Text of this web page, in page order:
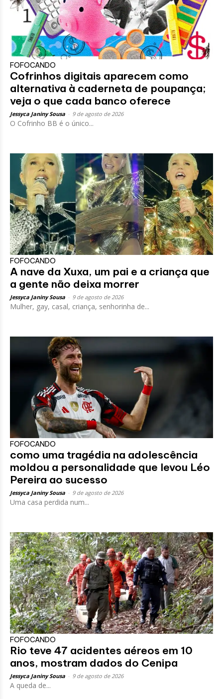
FOFOCANDO
Cofrinhos digitais aparecem como
alternativa à caderneta de poupança;
veja o que cada banco oferece
Jessyca Janiny Sousa 9 de agosto de 2026
O Cofrinho BB é o único...
FOFOCANDO
A nave da Xuxa, um pai e a criança que
a gente não deixa morrer
Jessyca Janiny Sousa 9 de agosto de 2026
Mulher, gay, casal, criança, senhorinha de...
FOFOCANDO
como uma tragédia na adolescência
moldou a personalidade que levou Léo
Pereira ao sucesso
Jessyca Janiny Sousa 9 de agosto de 2026
Uma casa perdida num...
FOFOCANDO
Rio teve 47 acidentes aéreos em 10
anos, mostram dados do Cenipa
Jessyca Janiny Sousa 9 de agosto de 2026
A queda de...